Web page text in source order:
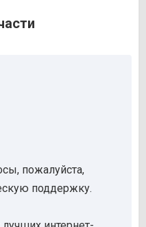
пожалуйста,
поддержку.